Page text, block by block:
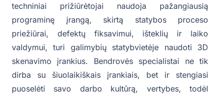
techniniai prižiūrėtojai naudoja pažangiausią
programinę įrangą, skirtą statybos proceso
priežiūrai, defektų fiksavimui, išteklių ir laiko
valdymui, turi galimybių statybvietėje naudoti 3D
skenavimo įrankius. Bendrovės specialistai ne tik
dirba su šiuolaikiškais įrankiais, bet ir stengiasi
puoselėti savo darbo kultūrą, vertybes, todėl